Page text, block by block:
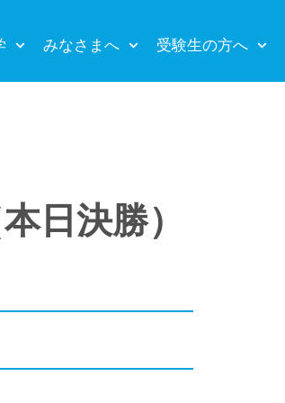
みなさまへ 受験生の方へ
日決勝）